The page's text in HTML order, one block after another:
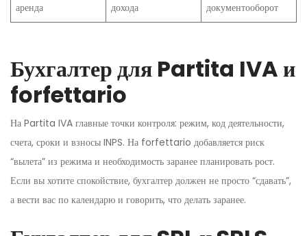
аренда
дохода
документооборот
Бухгалтер для Partita IVA и
forfettario
На Partita IVA главные точки контроля: режим, код деятельности,
счета, сроки и взносы INPS. На forfettario добавляется риск
“вылета” из режима и необходимость заранее планировать рост.
Если вы хотите спокойствие, бухгалтер должен не просто “сдавать”,
а вести вас по календарю и говорить, что делать заранее.